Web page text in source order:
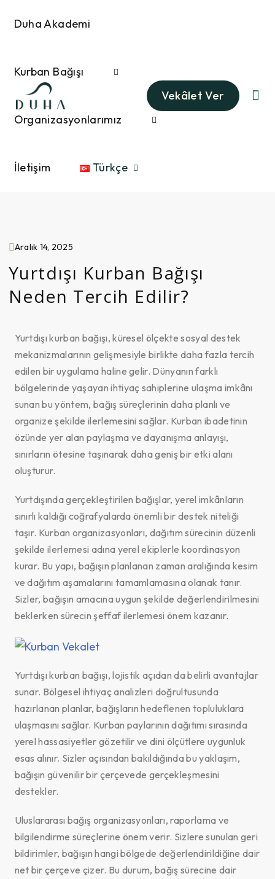
Duha Akademi
Kurban Bağışı
Organizasyonlarımız
İletişim Türkçe
Vekâlet Ver
Aralık 14, 2025
Yurtdışı Kurban Bağışı
Neden Tercih Edilir?
Yurtdışı kurban bağışı, küresel ölçekte sosyal destek
mekanizmalarının gelişmesiyle birlikte daha fazla tercih
edilen bir uygulama haline gelir. Dünyanın farklı
bölgelerinde yaşayan ihtiyaç sahiplerine ulaşma imkânı
sunan bu yöntem, bağış süreçlerinin daha planlı ve
organize şekilde ilerlemesini sağlar. Kurban ibadetinin
özünde yer alan paylaşma ve dayanışma anlayışı,
sınırların ötesine taşınarak daha geniş bir etki alanı
oluşturur.
Yurtdışında gerçekleştirilen bağışlar, yerel imkânların
sınırlı kaldığı coğrafyalarda önemli bir destek niteliği
taşır. Kurban organizasyonları, dağıtım sürecinin düzenli
şekilde ilerlemesi adına yerel ekiplerle koordinasyon
kurar. Bu yapı, bağışın planlanan zaman aralığında kesim
ve dağıtım aşamalarını tamamlamasına olanak tanır.
Sizler, bağışın amacına uygun şekilde değerlendirilmesini
beklerken sürecin şeffaf ilerlemesi önem kazanır.
Yurtdışı kurban bağışı, lojistik açıdan da belirli avantajlar
sunar. Bölgesel ihtiyaç analizleri doğrultusunda
hazırlanan planlar, bağışların hedeflenen topluluklara
ulaşmasını sağlar. Kurban paylarının dağıtımı sırasında
yerel hassasiyetler gözetilir ve dini ölçütlere uygunluk
esas alınır. Sizler açısından bakıldığında bu yaklaşım,
bağışın güvenilir bir çerçevede gerçekleşmesini
destekler.
Uluslararası bağış organizasyonları, raporlama ve
bilgilendirme süreçlerine önem verir. Sizlere sunulan geri
bildirimler, bağışın hangi bölgede değerlendirildiğine dair
net bir çerçeve çizer. Bu durum, bağış sürecine dair